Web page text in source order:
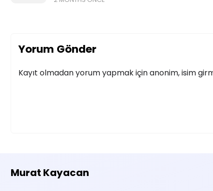
Yorum Gönder
Kayıt olmadan yorum yapmak için anonim, isim
Murat Kayacan